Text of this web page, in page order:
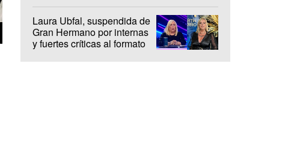
Laura Ubfal, suspendida de
Gran Hermano por internas
y fuertes críticas al formato